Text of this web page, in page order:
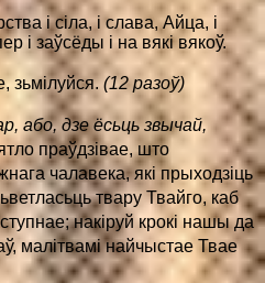
і сіла, і слава, Айца, і
і заўсёды і на вякі вякоў.
зьмілуйся.(12 разоў)
або, дзе ёсьць звычай,
праўдзівае, што
чалавека, які прыходзіць
твару Твайго, каб
накіруй крокі нашы да
малітвамі найчыстае Твае